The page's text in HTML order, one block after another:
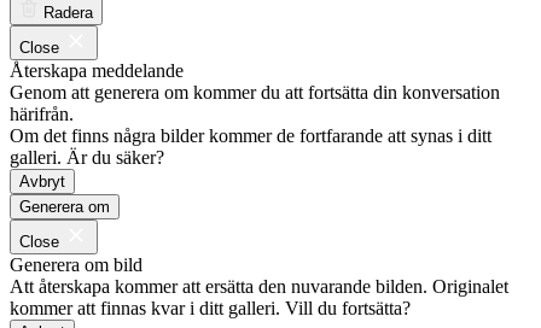
Radera
Close
Återskapa meddelande
Genom att generera om kommer du att fortsätta din konversation
härifrån.
Om det finns några bilder kommer de fortfarande att synas i ditt
galleri. Är du säker?
Avbryt
Generera om
Close
Generera om bild
Att återskapa kommer att ersätta den nuvarande bilden. Originalet
kommer att finnas kvar i ditt galleri. Vill du fortsätta?